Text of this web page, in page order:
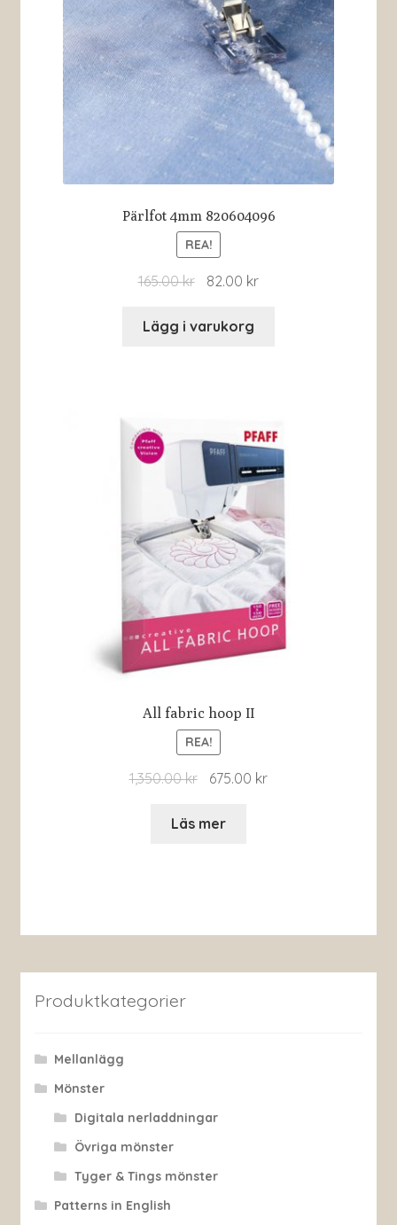
Pärlfot 4mm 820604096
REA!
165.00kr 82.00 kr
Lägg i varukorg
All fabric hoop II
REA!
1,350.00kr 675.00 kr
Läs mer
Produktkategorier
Mellanlägg
Mönster
Digitala nerladdningar
Övriga mönster
Tyger & Tings mönster
Patterns in English